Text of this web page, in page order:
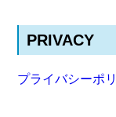
PRIVACY
プライバシーポ